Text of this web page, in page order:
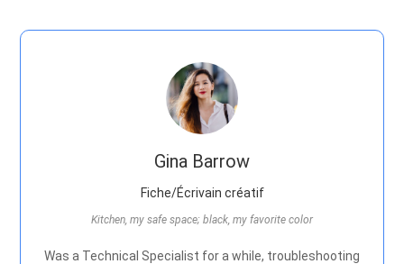
Gina Barrow
Fiche/Écrivain créatif
Kitchen, my safe space; black, my favorite color
Was a Technical Specialist for a while, troubleshooting